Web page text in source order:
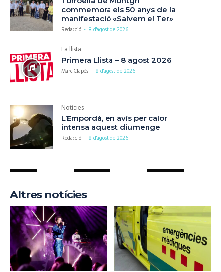
commemora els 50 anys de la
manifestació «Salvem el Ter»
Redacció - 8 d'agost de 2026
La llista
Primera Llista – 8 agost 2026
Marc Clapés - 8 d'agost de 2026
Notícies
L’Empordà, en avís per calor
intensa aquest diumenge
Redacció - 8 d'agost de 2026
Altres notícies